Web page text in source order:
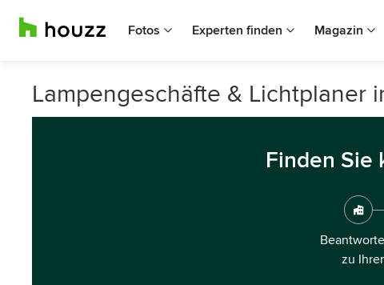
Fotos Experten finden Magazin
Lampengeschäfte & Lichtplaner
Finden Sie
zu